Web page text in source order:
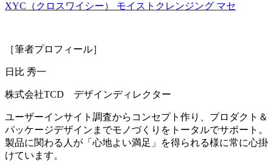
XYC（クロスワイシー） モイストクレンジング マセ
［筆者プロフィール］
日比 秀一
株式会社TCD デザインディレクター
ユーザーインサイト調査からコンセプト作り、プロダクト＆
パッケージデザインまでモノづくりをトータルでサポート。
製品に関わる人が「心地よい満足」を得られる様に常に心掛
けています。